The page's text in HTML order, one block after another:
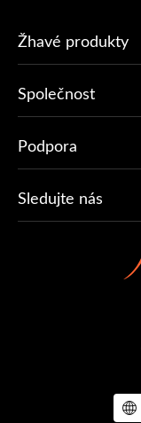
Žhavé produkty
Společnost
Podpora
Sledujte nás